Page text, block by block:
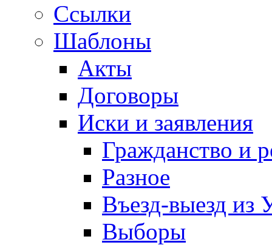
Ссылки
Шаблоны
Акты
Договоры
Иски и заявления
Гражданство и
Разное
Въезд-выезд из
Выборы